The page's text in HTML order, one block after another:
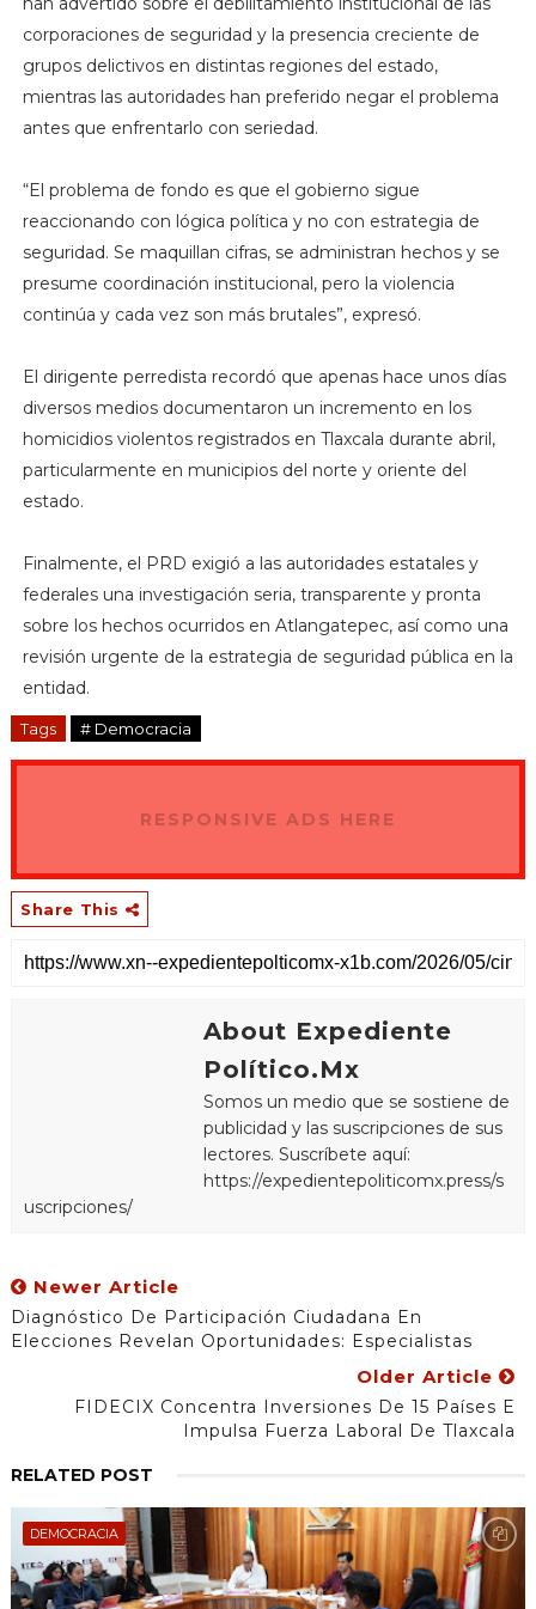
corporaciones de seguridad y la presencia creciente de
grupos delictivos en distintas regiones del estado,
mientras las autoridades han preferido negar el problema
antes que enfrentarlo con seriedad.
“El problema de fondo es que el gobierno sigue
reaccionando con lógica política y no con estrategia de
seguridad. Se maquillan cifras, se administran hechos y se
presume coordinación institucional, pero la violencia
continúa y cada vez son más brutales”, expresó.
El dirigente perredista recordó que apenas hace unos días
diversos medios documentaron un incremento en los
homicidios violentos registrados en Tlaxcala durante abril,
particularmente en municipios del norte y oriente del
estado.
Finalmente, el PRD exigió a las autoridades estatales y
federales una investigación seria, transparente y pronta
sobre los hechos ocurridos en Atlangatepec, así como una
revisión urgente de la estrategia de seguridad pública en la
entidad.
Tags # Democracia
RESPONSIVE ADS HERE
Share This
About Expediente
Político.Mx
Somos un medio que se sostiene de
publicidad y las suscripciones de sus
lectores. Suscríbete aquí:
https://expedientepoliticomx.press/s
uscripciones/
Newer Article
Diagnóstico De Participación Ciudadana En
Elecciones Revelan Oportunidades: Especialistas
Older Article
FIDECIX Concentra Inversiones De 15 Países E
Impulsa Fuerza Laboral De Tlaxcala
RELATED POST
DEMOCRACIA